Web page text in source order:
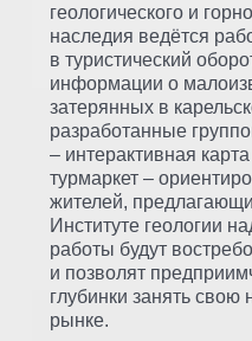
геологического и
наследия ведётся
в туристический
информации о
затерянных в
разработанные
– интерактивная
турмаркет –
жителей,
Институте геологии
работы будут
и позволят
глубинки занять свою
рынке.